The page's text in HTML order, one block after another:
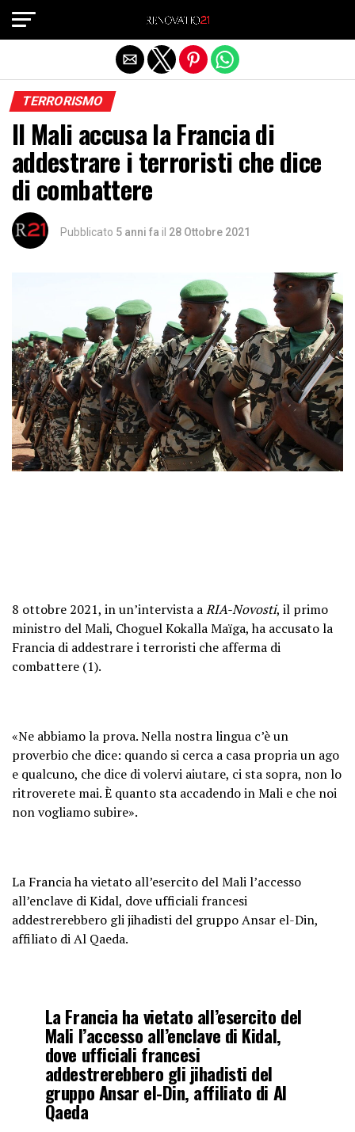
TERRORISMO
Il Mali accusa la Francia di
addestrare i terroristi che dice
di combattere
Pubblicato 5 anni fa il 28 Ottobre 2021
8 ottobre 2021, in un’intervista aRIA-Novosti, il primo
ministro del Mali, Choguel Kokalla Maïga, ha accusato la
Francia di addestrare i terroristi che afferma di
combattere (1).
«Ne abbiamo la prova. Nella nostra lingua c’è un
proverbio che dice: quando si cerca a casa propria un ago
e qualcuno, che dice di volervi aiutare, ci sta sopra, non lo
ritroverete mai. È quanto sta accadendo in Mali e che noi
non vogliamo subire».
La Francia ha vietato all’esercito del Mali l’accesso
all’enclave di Kidal, dove ufficiali francesi
addestrerebbero gli jihadisti del gruppo Ansar el-Din,
affiliato di Al Qaeda.
La Francia ha vietato all’esercito del
Mali l’accesso all’enclave di Kidal,
dove ufficiali francesi
addestrerebbero gli jihadisti del
gruppo Ansar el-Din, affiliato di Al
Qaeda
Exit mobile version